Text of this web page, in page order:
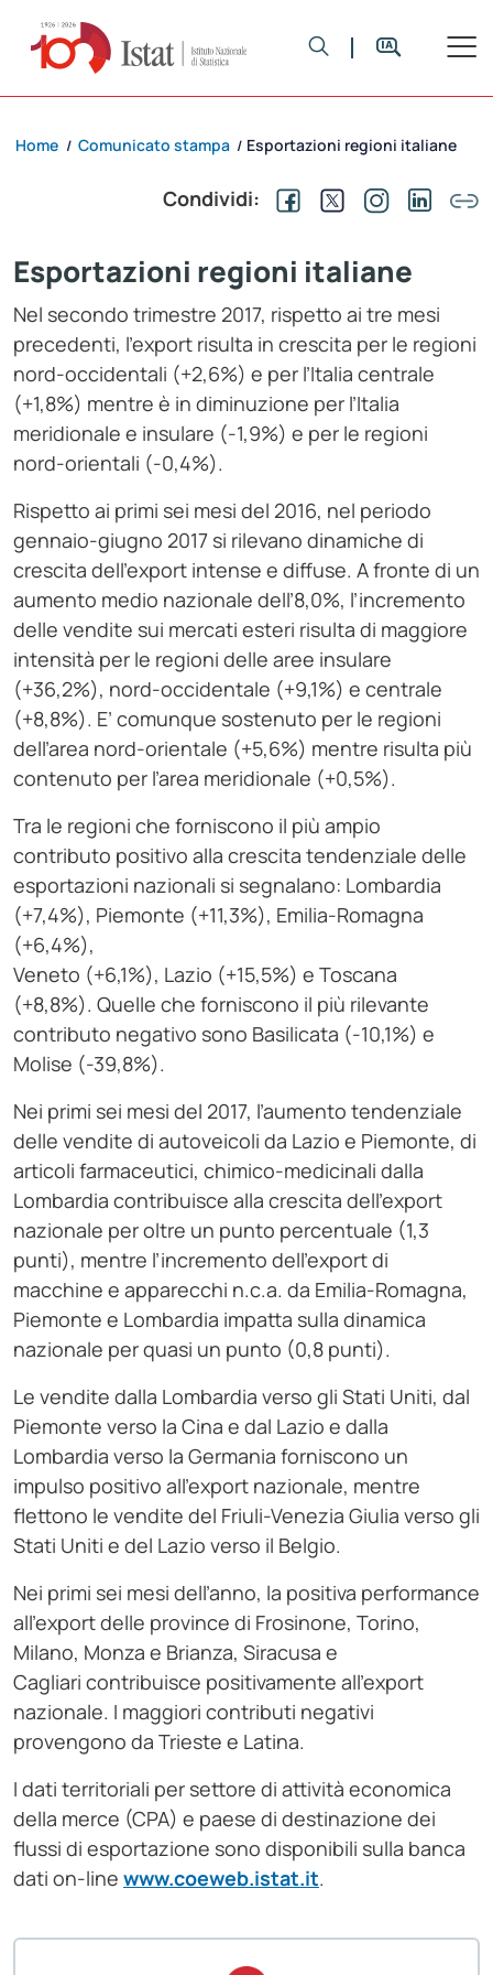
Home / Comunicato stampa / Esportazioni regioni italiane
Condividi:
Esportazioni regioni italiane
Nel secondo trimestre 2017, rispetto ai tre mesi
precedenti, l’export risulta in crescita per le regioni
nord-occidentali (+2,6%) e per l’Italia centrale
(+1,8%) mentre è in diminuzione per l’Italia
meridionale e insulare (-1,9%) e per le regioni
nord-orientali (-0,4%).
Rispetto ai primi sei mesi del 2016, nel periodo
gennaio-giugno 2017 si rilevano dinamiche di
crescita dell’export intense e diffuse. A fronte di un
aumento medio nazionale dell’8,0%, l’incremento
delle vendite sui mercati esteri risulta di maggiore
intensità per le regioni delle aree insulare
(+36,2%), nord-occidentale (+9,1%) e centrale
(+8,8%). E’ comunque sostenuto per le regioni
dell’area nord-orientale (+5,6%) mentre risulta più
contenuto per l’area meridionale (+0,5%).
Tra le regioni che forniscono il più ampio
contributo positivo alla crescita tendenziale delle
esportazioni nazionali si segnalano: Lombardia
(+7,4%), Piemonte (+11,3%), Emilia-Romagna
(+6,4%),
Veneto (+6,1%), Lazio (+15,5%) e Toscana
(+8,8%). Quelle che forniscono il più rilevante
contributo negativo sono Basilicata (-10,1%) e
Molise (-39,8%).
Nei primi sei mesi del 2017, l’aumento tendenziale
delle vendite di autoveicoli da Lazio e Piemonte, di
articoli farmaceutici, chimico-medicinali dalla
Lombardia contribuisce alla crescita dell’export
nazionale per oltre un punto percentuale (1,3
punti), mentre l’incremento dell’export di
macchine e apparecchi n.c.a. da Emilia-Romagna,
Piemonte e Lombardia impatta sulla dinamica
nazionale per quasi un punto (0,8 punti).
Le vendite dalla Lombardia verso gli Stati Uniti, dal
Piemonte verso la Cina e dal Lazio e dalla
Lombardia verso la Germania forniscono un
impulso positivo all’export nazionale, mentre
flettono le vendite del Friuli-Venezia Giulia verso gli
Stati Uniti e del Lazio verso il Belgio.
Nei primi sei mesi dell’anno, la positiva performance
all’export delle province di Frosinone, Torino,
Milano, Monza e Brianza, Siracusa e
Cagliari contribuisce positivamente all’export
nazionale. I maggiori contributi negativi
provengono da Trieste e Latina.
I dati territoriali per settore di attività economica
della merce (CPA) e paese di destinazione dei
flussi di esportazione sono disponibili sulla banca
dati on-line www.coeweb.istat.it.